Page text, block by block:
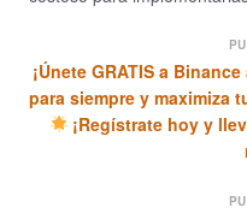
¡Únete GRATIS a
para siempre y maximiza
¡Regístrate hoy y